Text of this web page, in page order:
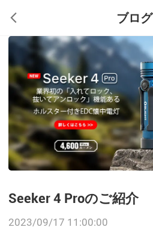
ブログ
Seeker 4 Proのご紹介
2023/09/17 11:00:00